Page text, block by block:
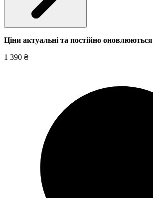
Ціни актуальні та постійно оновлюються
1 390 ₴